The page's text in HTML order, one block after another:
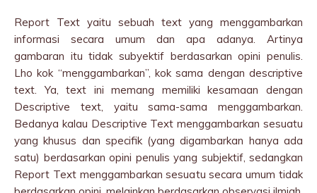
Report Text yaitu sebuah text yang menggambarkan
informasi secara umum dan apa adanya. Artinya
gambaran itu tidak subyektif berdasarkan opini penulis.
Lho kok “menggambarkan”, kok sama dengan descriptive
text. Ya, text ini memang memiliki kesamaan dengan
Descriptive text, yaitu sama-sama menggambarkan.
Bedanya kalau Descriptive Text menggambarkan sesuatu
yang khusus dan specifik (yang digambarkan hanya ada
satu) berdasarkan opini penulis yang subjektif, sedangkan
Report Text menggambarkan sesuatu secara umum tidak